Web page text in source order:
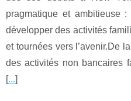
pragmatique et ambitieuse
développer des activités
et tournées vers l’avenir.De
des activités non bancaires
[...]